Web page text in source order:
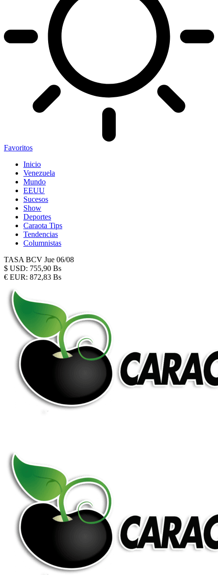
Favoritos
Inicio
Venezuela
Mundo
EEUU
Sucesos
Show
Deportes
Caraota Tips
Tendencias
Columnistas
TASA BCV Jue 06/08
$ USD: 755,90 Bs
€ EUR: 872,83 Bs